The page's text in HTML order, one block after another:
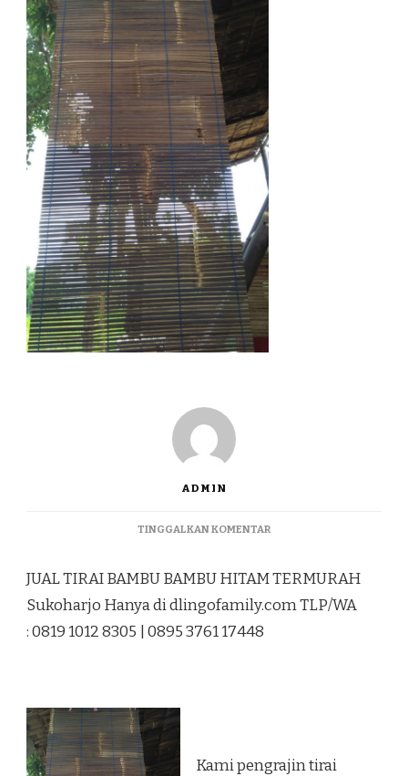
ADMIN
TINGGALKAN KOMENTARPADA
BAMBU
BAMBU
HITAM
JUAL TIRAI BAMBU BAMBU HITAM TERMURAH
Sukoharjo Hanya di dlingofamily.com TLP/WA
: 0819 1012 8305 | 0895 3761 17448
Kami pengrajin tirai